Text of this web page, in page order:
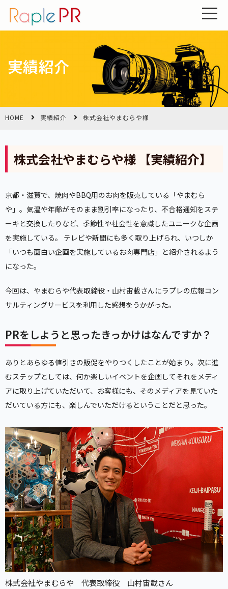
実績紹介
HOME 実績紹介 株式会社やまむらや様
株式会社やまむらや様 【実績紹介】
京都・滋賀で、焼肉やBBQ用のお肉を販売している「やまむら
や」。気温や年齢がそのまま割引率になったり、不合格通知をステ
ーキと交換したりなど、季節性や社会性を意識したユニークな企画
を実施している。 テレビや新聞にも多く取り上げられ、いつしか
「いつも面白い企画を実施しているお肉専門店」と紹介されるよう
になった。
今回は、やまむらや代表取締役・山村宙載さんにラプレの広報コン
サルティングサービスを利用した感想をうかがった。
PRをしようと思ったきっかけはなんですか？
ありとあらゆる値引きの販促をやりつくしたことが始まり。次に進
むステップとしては、何か楽しいイベントを企画してそれをメディ
アに取り上げていただいて、お客様にも、そのメディアを見ていた
だいている方にも、楽しんでいただけるということだと思った。
株式会社やまむらや 代表取締役 山村宙載さん